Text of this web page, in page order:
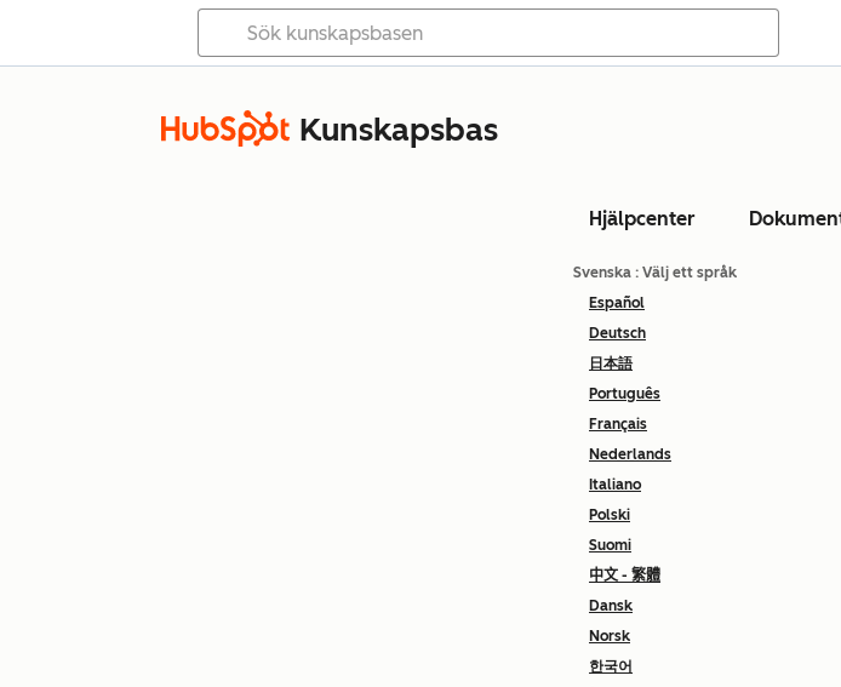
Kunskapsbas
Hjälpcenter
Svenska : Välj ett språk
Español
Deutsch
日本語
Português
Français
Nederlands
Italiano
Polski
Suomi
中文 - 繁體
Dansk
Norsk
한국어